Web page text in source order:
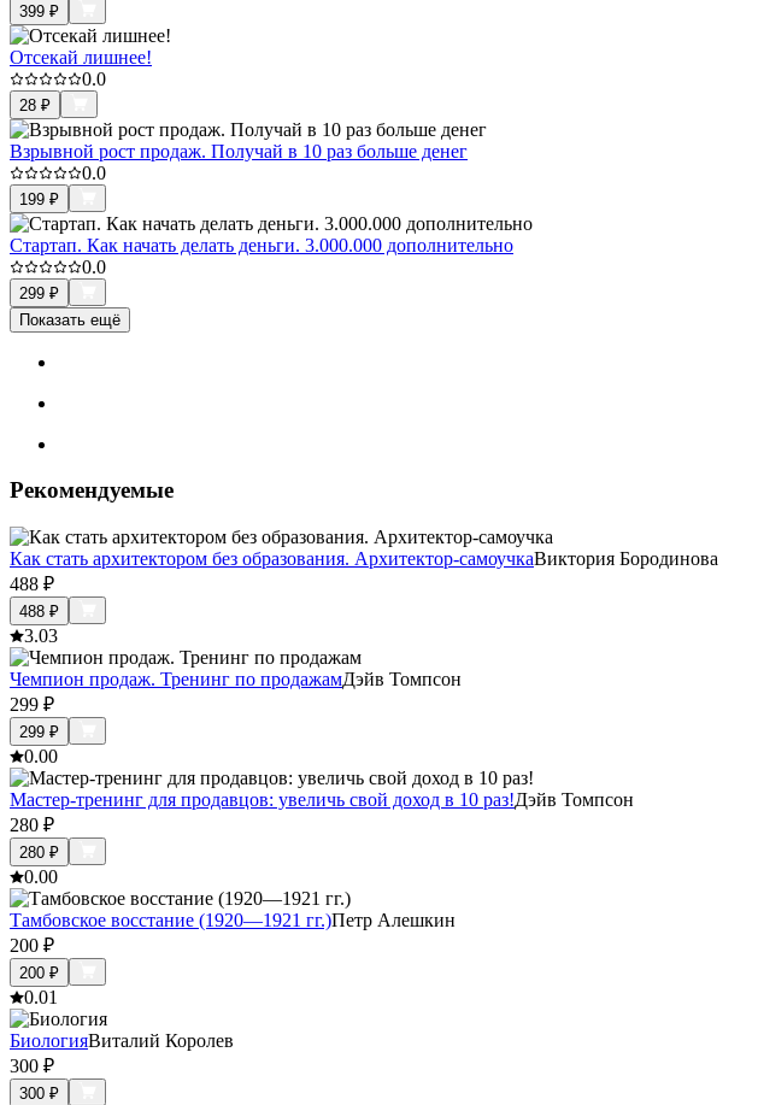
399 ₽
Отсекай лишнее!
0.0
28 ₽
Взрывной рост продаж. Получай в 10 раз больше денег
0.0
199 ₽
Стартап. Как начать делать деньги. 3.000.000 дополнительно
0.0
299 ₽
Показать ещё
Рекомендуемые
Как стать архитектором без образования. Архитектор-самоучкаВиктория Бородинова
488 ₽
488 ₽
3.03
Чемпион продаж. Тренинг по продажамДэйв Томпсон
299 ₽
299 ₽
0.00
Мастер-тренинг для продавцов: увеличь свой доход в 10 раз!Дэйв Томпсон
280 ₽
280 ₽
0.00
Тамбовское восстание (1920—1921 гг.)Петр Алешкин
200 ₽
200 ₽
0.01
БиологияВиталий Королев
300 ₽
300 ₽